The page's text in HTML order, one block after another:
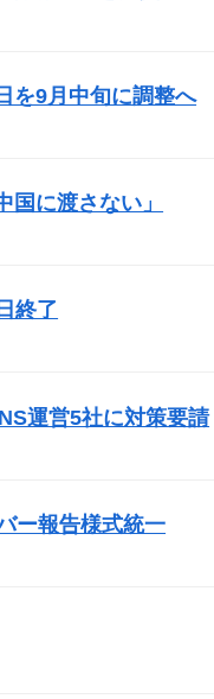
を9月中旬に調整へ
国に渡さない」
終了
運営5社に対策要請
ー報告様式統一